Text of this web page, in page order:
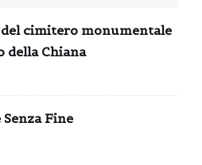
cimitero monumentale
della Chiana
Senza Fine